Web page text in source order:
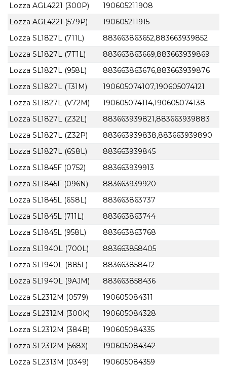
Lozza AGL4221 (300P)
190605211908
Lozza AGL4221 (579P)
190605211915
Lozza SL1827L (711L)
883663863652,883663939852
Lozza SL1827L (7T1L)
883663863669,883663939869
Lozza SL1827L (958L)
883663863676,883663939876
Lozza SL1827L (T31M)
190605074107,190605074121
Lozza SL1827L (V72M)
190605074114,190605074138
Lozza SL1827L (Z32L)
883663939821,883663939883
Lozza SL1827L (Z32P)
883663939838,883663939890
Lozza SL1827L (6S8L)
883663939845
Lozza SL1845F (0752)
883663939913
Lozza SL1845F (096N)
883663939920
Lozza SL1845L (6S8L)
883663863737
Lozza SL1845L (711L)
883663863744
Lozza SL1845L (958L)
883663863768
Lozza SL1940L (700L)
883663858405
Lozza SL1940L (885L)
883663858412
Lozza SL1940L (9AJM)
883663858436
Lozza SL2312M (0579)
190605084311
Lozza SL2312M (300K)
190605084328
Lozza SL2312M (384B)
190605084335
Lozza SL2312M (568X)
190605084342
Lozza SL2313M (0349)
190605084359